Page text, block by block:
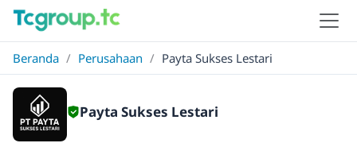
Beranda / Perusahaan / Payta Sukses Lestari
Payta Sukses Lestari